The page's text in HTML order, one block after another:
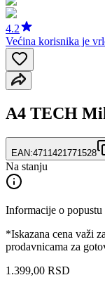
4.2
Većina korisnika je
A4 TECH
EAN:4711421771528
Na stanju
Informacije o popustu
*Iskazana cena važi
prodavnicama za
1.399,00 RSD